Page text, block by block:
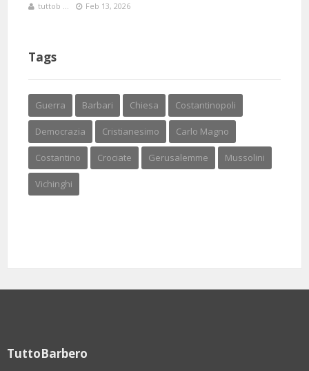
tuttob ... Feb 13, 2026
Tags
Guerra Barbari Chiesa Costantinopoli
Democrazia Cristianesimo Carlo Magno
Costantino Crociate Gerusalemme Mussolini
Vichinghi
TuttoBarbero